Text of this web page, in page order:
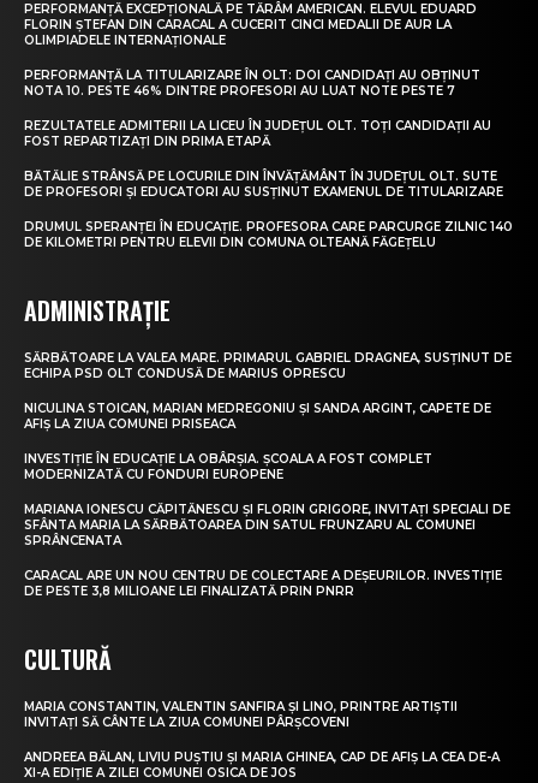
PERFORMANȚĂ EXCEPȚIONALĂ PE TĂRÂM AMERICAN. ELEVUL EDUARD
FLORIN ȘTEFAN DIN CARACAL A CUCERIT CINCI MEDALII DE AUR LA
OLIMPIADELE INTERNAȚIONALE
PERFORMANȚĂ LA TITULARIZARE ÎN OLT: DOI CANDIDAȚI AU OBȚINUT
NOTA 10. PESTE 46% DINTRE PROFESORI AU LUAT NOTE PESTE 7
REZULTATELE ADMITERII LA LICEU ÎN JUDEȚUL OLT. TOȚI CANDIDAȚII AU
FOST REPARTIZAȚI DIN PRIMA ETAPĂ
BĂTĂLIE STRÂNSĂ PE LOCURILE DIN ÎNVĂȚĂMÂNT ÎN JUDEȚUL OLT. SUTE
DE PROFESORI ȘI EDUCATORI AU SUSȚINUT EXAMENUL DE TITULARIZARE
DRUMUL SPERANȚEI ÎN EDUCAȚIE. PROFESORA CARE PARCURGE ZILNIC 140
DE KILOMETRI PENTRU ELEVII DIN COMUNA OLTEANĂ FĂGEȚELU
ADMINISTRAȚIE
SĂRBĂTOARE LA VALEA MARE. PRIMARUL GABRIEL DRAGNEA, SUSȚINUT DE
ECHIPA PSD OLT CONDUSĂ DE MARIUS OPRESCU
NICULINA STOICAN, MARIAN MEDREGONIU ȘI SANDA ARGINT, CAPETE DE
AFIȘ LA ZIUA COMUNEI PRISEACA
INVESTIȚIE ÎN EDUCAȚIE LA OBÂRȘIA. ȘCOALA A FOST COMPLET
MODERNIZATĂ CU FONDURI EUROPENE
MARIANA IONESCU CĂPITĂNESCU ȘI FLORIN GRIGORE, INVITAȚI SPECIALI DE
SFÂNTA MARIA LA SĂRBĂTOAREA DIN SATUL FRUNZARU AL COMUNEI
SPRÂNCENATA
CARACAL ARE UN NOU CENTRU DE COLECTARE A DEȘEURILOR. INVESTIȚIE
DE PESTE 3,8 MILIOANE LEI FINALIZATĂ PRIN PNRR
CULTURĂ
MARIA CONSTANTIN, VALENTIN SANFIRA ȘI LINO, PRINTRE ARTIȘTII
INVITAȚI SĂ CÂNTE LA ZIUA COMUNEI PÂRȘCOVENI
ANDREEA BĂLAN, LIVIU PUȘTIU ȘI MARIA GHINEA, CAP DE AFIȘ LA CEA DE-A
XI-A EDIȚIE A ZILEI COMUNEI OSICA DE JOS